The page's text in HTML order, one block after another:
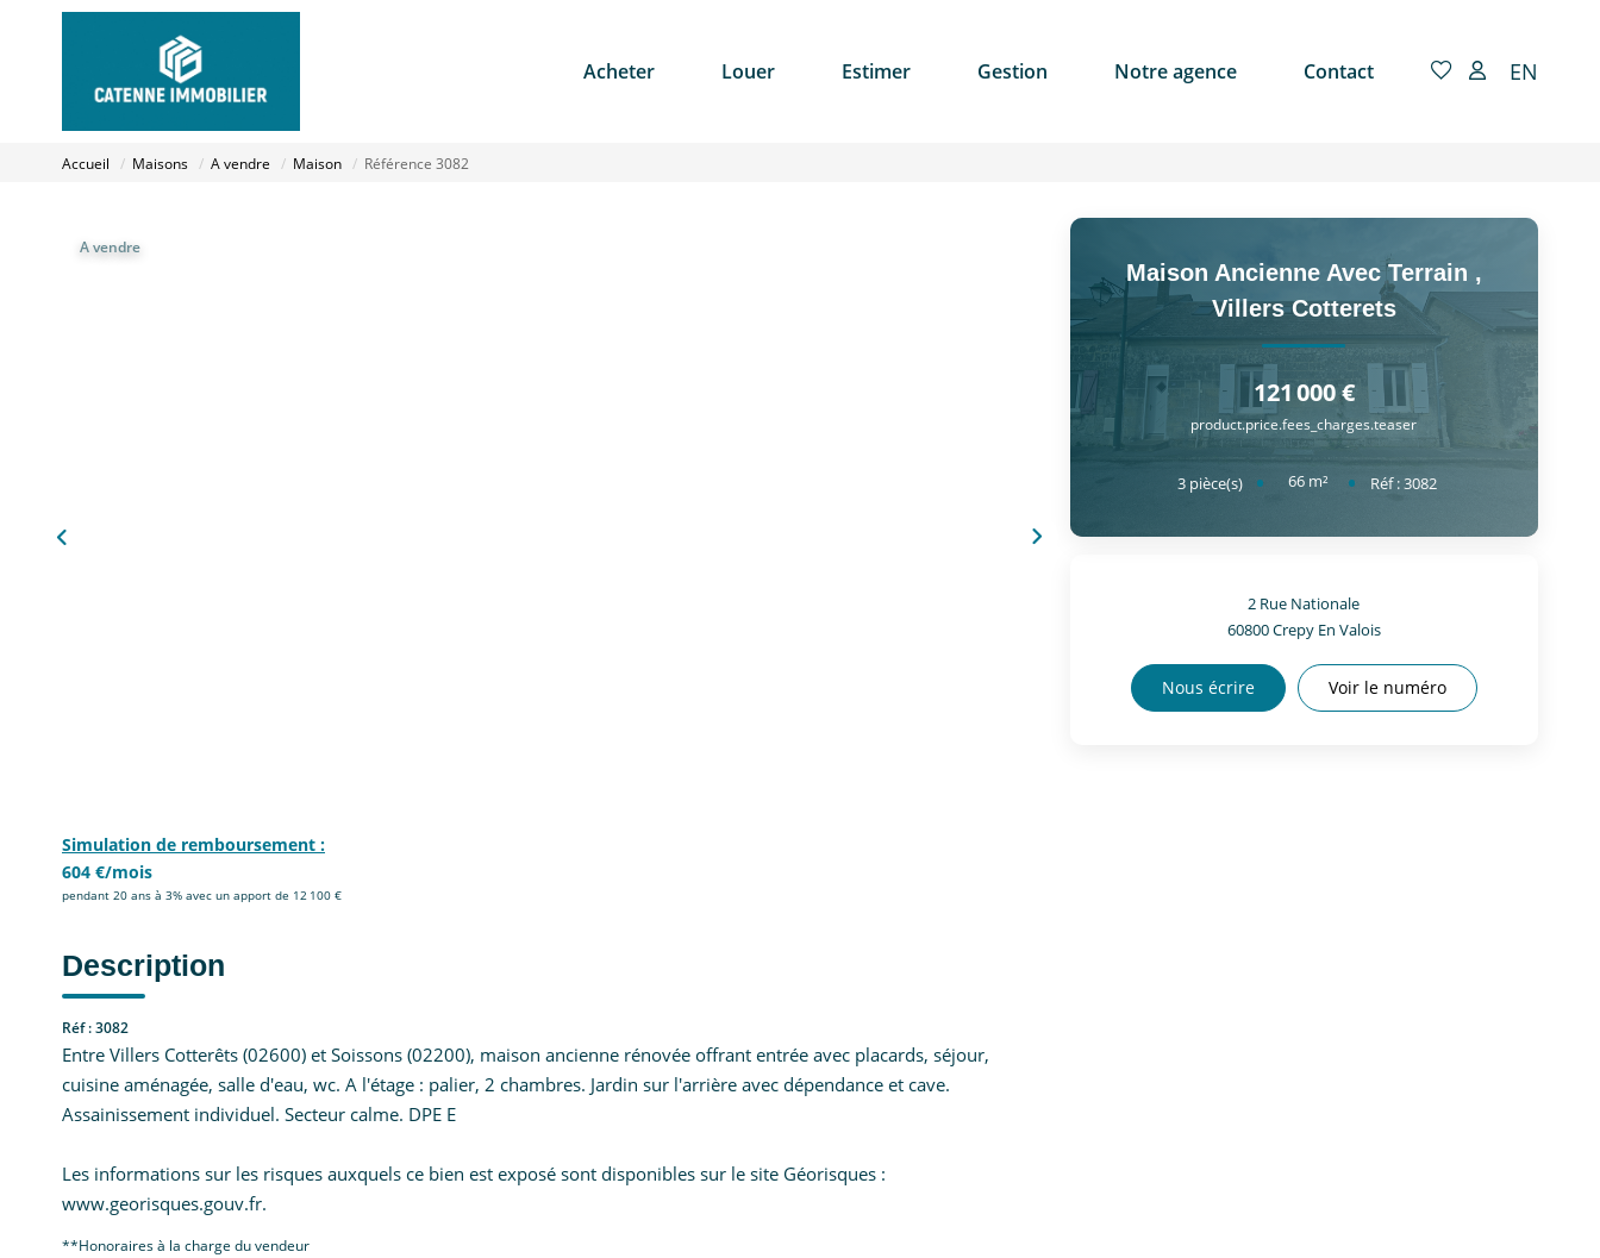
Acheter Louer Estimer Gestion Notre agence Contact EN
Accueil Maisons A vendre Maison Référence 3082
A vendre
Simulation de remboursement :
604 €/mois
pendant 20 ans à 3% avec un apport de 12 100 €
Description
Réf : 3082
Entre Villers Cotterêts (02600) et Soissons (02200), maison ancienne rénovée offrant entrée avec placards, séjour,
cuisine aménagée, salle d'eau, wc. A l'étage : palier, 2 chambres. Jardin sur l'arrière avec dépendance et cave.
Assainissement individuel. Secteur calme. DPE E
Les informations sur les risques auxquels ce bien est exposé sont disponibles sur le site Géorisques :
www.georisques.gouv.fr.
**Honoraires à la charge du vendeur
Maison Ancienne Avec Terrain ,
Villers Cotterets
121 000 €
product.price.fees_charges.teaser
3 pièce(s) 66 m² Réf :3082
2 Rue Nationale
60800Crepy En Valois
Nous écrire Voir le numéro